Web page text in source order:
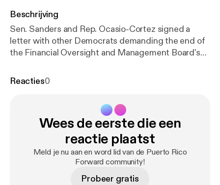
Beschrijving
Sen. Sanders and Rep. Ocasio-Cortez signed a
letter with other Democrats demanding the end of
the Financial Oversight and Management Board's
While the letter has some good points, Andrew
Reacties0
Wees de eerste die een
reactie plaatst
Meld je nu aan en word lid van de Puerto Rico
Forward community!
Probeer gratis